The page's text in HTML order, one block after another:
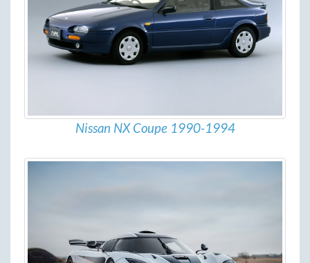
Nissan NX Coupe 1990-1994